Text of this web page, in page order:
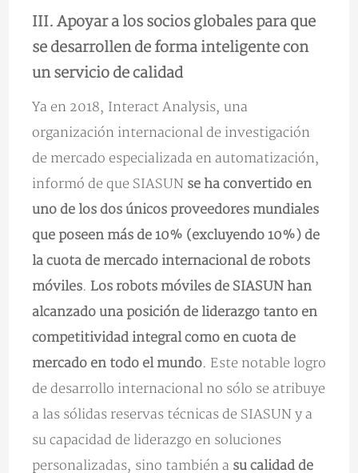
III. Apoyar a los socios globales para que
se desarrollen de forma inteligente con
un servicio de calidad
Ya en 2018, Interact Analysis, una
organización internacional de investigación
de mercado especializada en automatización,
informó de que SIASUN se ha convertido en
uno de los dos únicos proveedores mundiales
que poseen más de 10% (excluyendo 10%) de
la cuota de mercado internacional de robots
móviles. Los robots móviles de SIASUN han
alcanzado una posición de liderazgo tanto en
competitividad integral como en cuota de
mercado en todo el mundo. Este notable logro
de desarrollo internacional no sólo se atribuye
a las sólidas reservas técnicas de SIASUN y a
su capacidad de liderazgo en soluciones
personalizadas, sino también a su calidad de